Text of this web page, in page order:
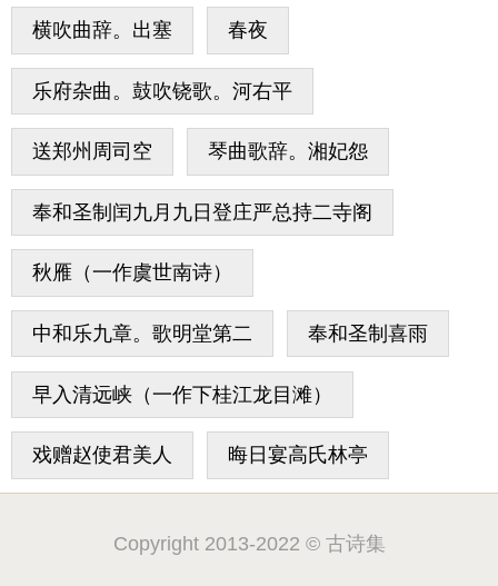
横吹曲辞。出塞 春夜
乐府杂曲。鼓吹铙歌。河右平
送郑州周司空 琴曲歌辞。湘妃怨
奉和圣制闰九月九日登庄严总持二寺阁
秋雁（一作虞世南诗）
中和乐九章。歌明堂第二 奉和圣制喜雨
早入清远峡（一作下桂江龙目滩）
戏赠赵使君美人 晦日宴高氏林亭
Copyright 2013-2022 © 古诗集